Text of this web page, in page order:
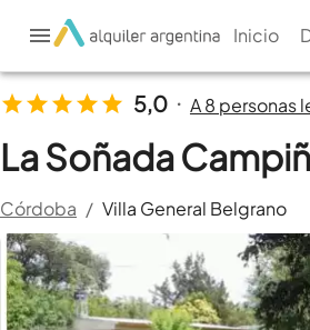
Inicio
5,0 • A 8 personas
La Soñada
Córdoba / Villa General Belgrano